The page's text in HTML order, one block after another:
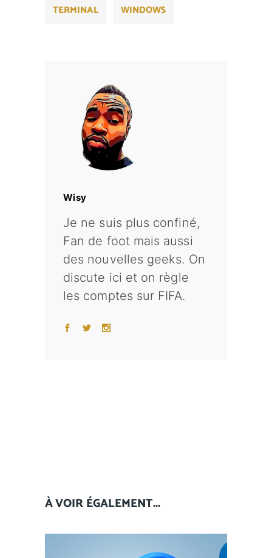
TERMINAL WINDOWS
Wisy
Je ne suis plus confiné,
Fan de foot mais aussi
des nouvelles geeks. On
discute ici et on règle
les comptes sur FIFA.
À VOIR ÉGALEMENT...